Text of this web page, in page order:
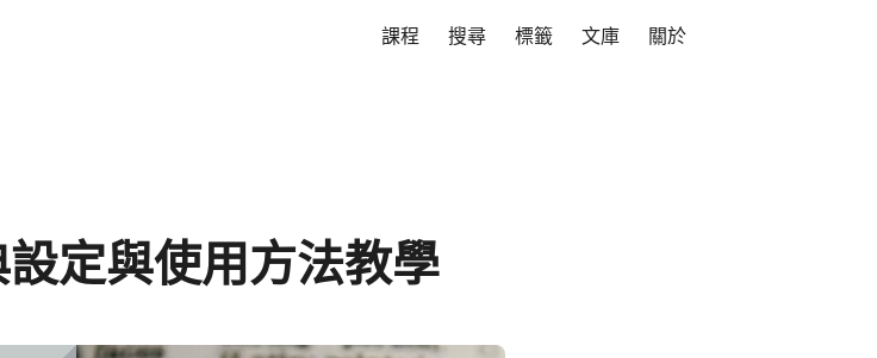
課程 搜尋 標籤 文庫 關於
定與使用方法教學